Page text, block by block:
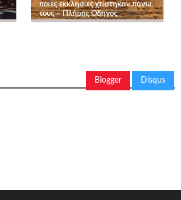
ποιες εκκλησίες χτίστηκαν πάνω
τους – Πλήρης Οδηγός
Blogger Disqus